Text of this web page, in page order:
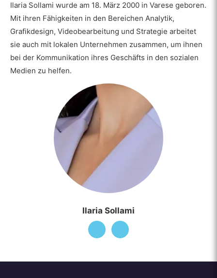
Ilaria Sollami wurde am 18. März 2000 in Varese geboren.
Mit ihren Fähigkeiten in den Bereichen Analytik,
Grafikdesign, Videobearbeitung und Strategie arbeitet
sie auch mit lokalen Unternehmen zusammen, um ihnen
bei der Kommunikation ihres Geschäfts in den sozialen
Medien zu helfen.
Ilaria Sollami